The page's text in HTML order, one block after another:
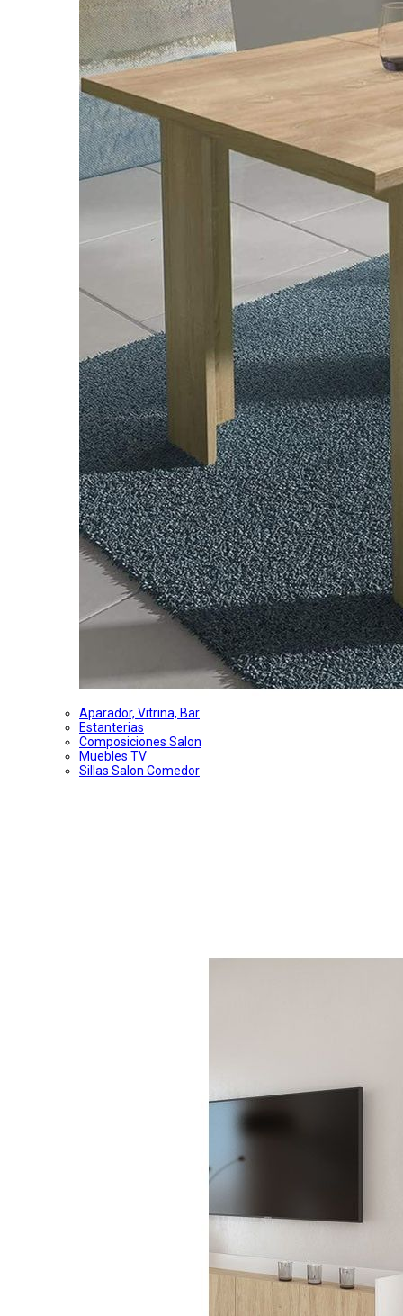
Aparador, Vitrina, Bar
Estanterias
Composiciones Salon
Muebles TV
Sillas Salon Comedor